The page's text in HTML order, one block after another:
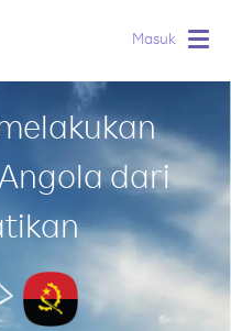
Masuk
dari